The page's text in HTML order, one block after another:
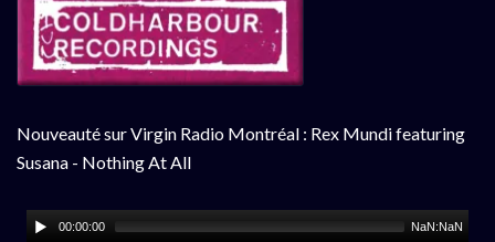
Nouveauté sur Virgin Radio Montréal : Rex Mundi featuring
Susana - Nothing At All
00:00:00 NaN:NaN